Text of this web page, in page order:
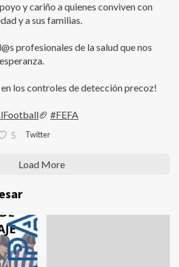
y cariño a quienes conviven con
y a sus familias.
profesionales de la salud que nos
los controles de detección precoz!
🏈 #FEFA
5 Twitter
Load More